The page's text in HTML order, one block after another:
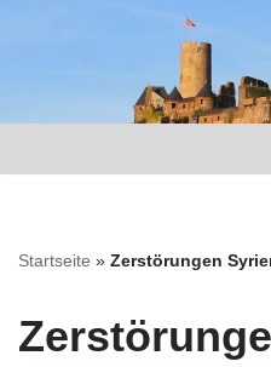
springen
Startseite » Zerstörungen